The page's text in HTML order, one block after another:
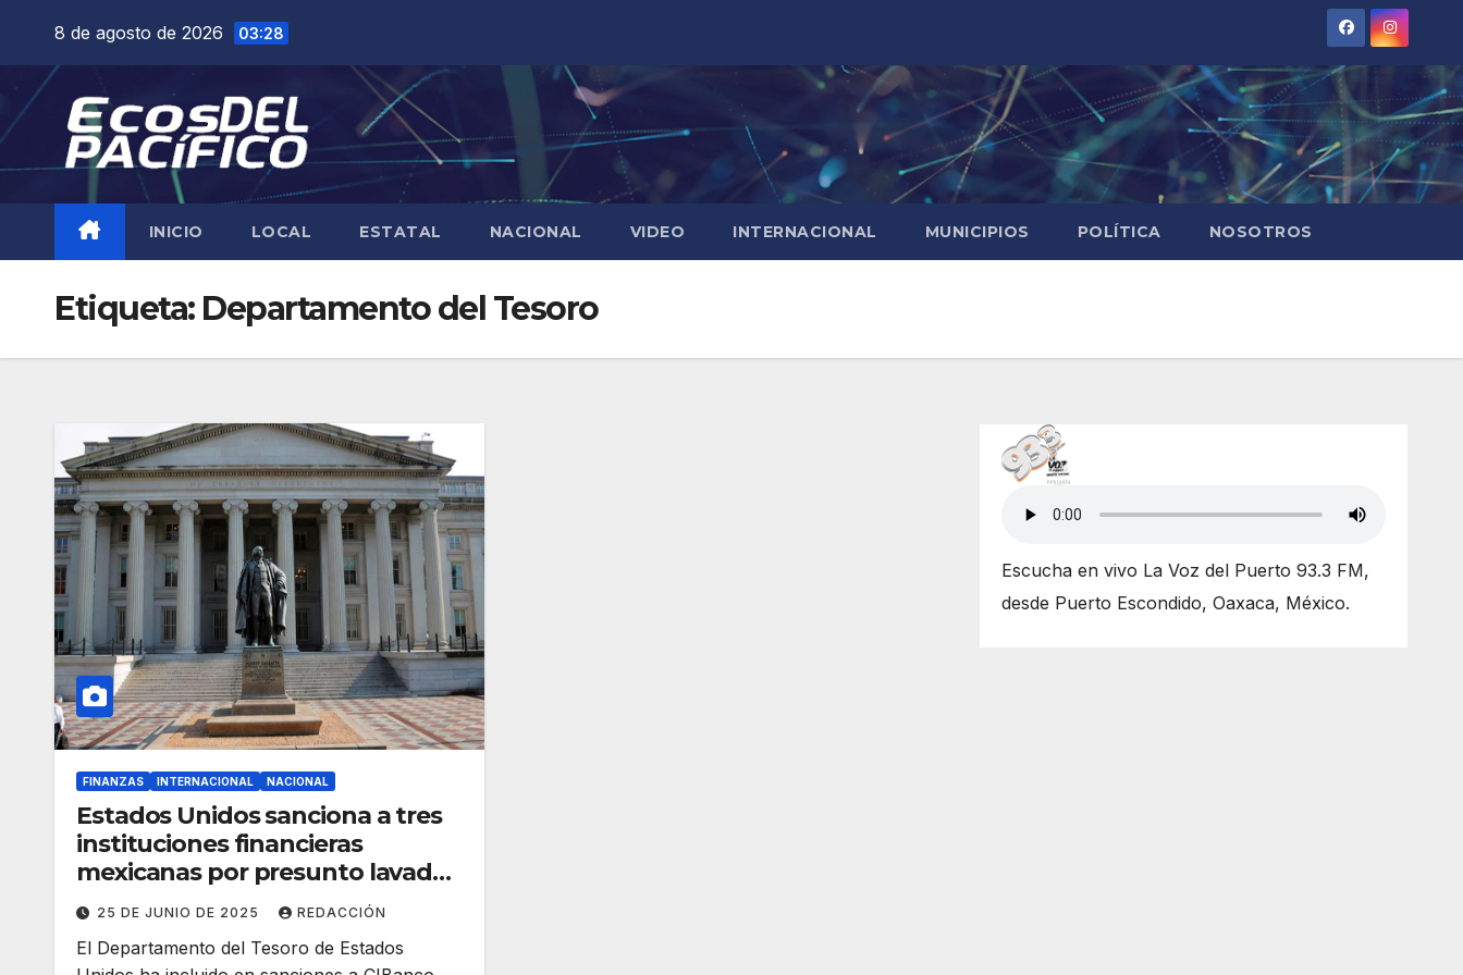
contenido
8 de agosto de 2026 03:28
INICIO LOCAL ESTATAL NACIONAL VIDEO INTERNACIONAL MUNICIPIOS POLÍTICA NOSOTROS
Etiqueta: Departamento del Tesoro
FINANZAS INTERNACIONAL NACIONAL
Estados Unidos sanciona a tres
instituciones financieras
mexicanas por presunto lavado
de dinero del narcotráfico
25 DE JUNIO DE 2025 REDACCIÓN
El Departamento del Tesoro de Estados
Escucha en vivo La Voz del Puerto 93.3 FM,
desde Puerto Escondido, Oaxaca, México.